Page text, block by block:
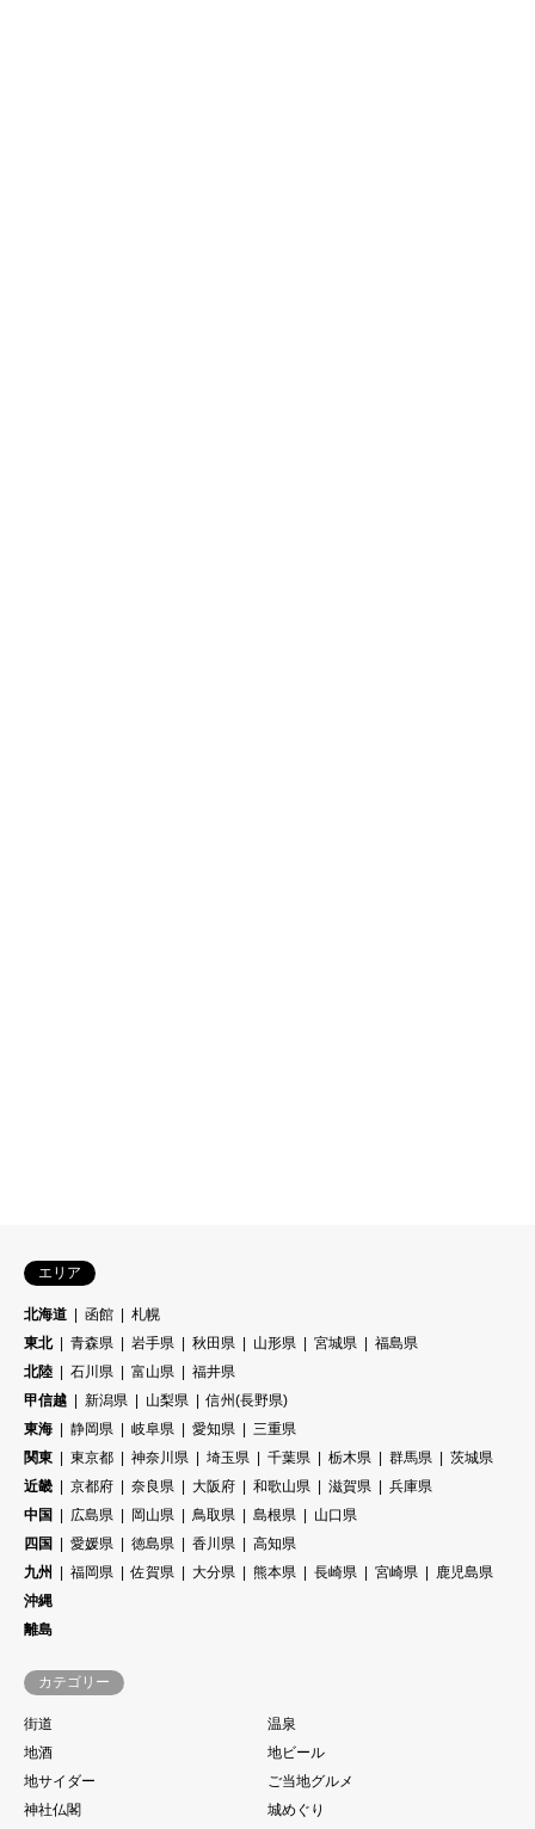
エリア
北海道 函館
札幌
東北
青森県 岩手県 秋田県 山形県 宮城県
福島県
北陸
石川県 富山県
福井県
甲信越
新潟県 山梨県
信州(長野県)
東海
静岡県 岐阜県 愛知県
三重県
関東
東京都 神奈川県 埼玉県 千葉県 栃木県 群馬県
茨城県
近畿
京都府 奈良県 大阪府 和歌山県 滋賀県
兵庫県
中国
広島県 岡山県 鳥取県 島根県
山口県
四国
愛媛県 徳島県 香川県
高知県
九州
福岡県 佐賀県 大分県 熊本県 長崎県 宮崎県
鹿児島県
沖縄
離島
カテゴリー
街道
温泉
地酒
地ビール
地サイダー
ご当地グルメ
神社仏閣
城めぐり